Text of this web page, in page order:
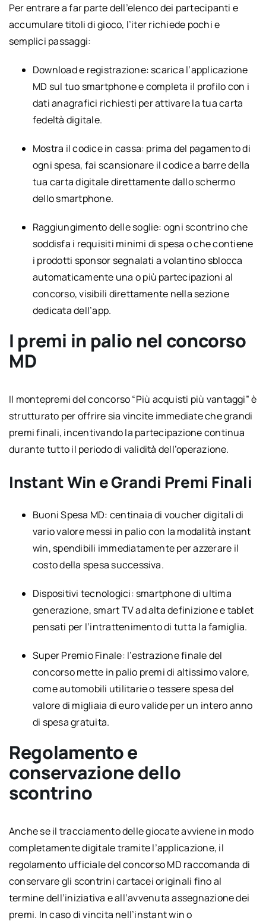
Per entrare a far parte dell’elenco dei partecipanti e
accumulare titoli di gioco, l’iter richiede pochi e
semplici passaggi:
Download e registrazione: scarica l’applicazione
MD sul tuo smartphone e completa il profilo con i
dati anagrafici richiesti per attivare la tua carta
fedeltà digitale.
Mostra il codice in cassa: prima del pagamento di
ogni spesa, fai scansionare il codice a barre della
tua carta digitale direttamente dallo schermo
dello smartphone.
Raggiungimento delle soglie: ogni scontrino che
soddisfa i requisiti minimi di spesa o che contiene
i prodotti sponsor segnalati a volantino sblocca
automaticamente una o più partecipazioni al
concorso, visibili direttamente nella sezione
dedicata dell’app.
I premi in palio nel concorso
MD
Il montepremi del concorso “Più acquisti più vantaggi” è
strutturato per offrire sia vincite immediate che grandi
premi finali, incentivando la partecipazione continua
durante tutto il periodo di validità dell’operazione.
Instant Win e Grandi Premi Finali
Buoni Spesa MD: centinaia di voucher digitali di
vario valore messi in palio con la modalità instant
win, spendibili immediatamente per azzerare il
costo della spesa successiva.
Dispositivi tecnologici: smartphone di ultima
generazione, smart TV ad alta definizione e tablet
pensati per l’intrattenimento di tutta la famiglia.
Super Premio Finale: l’estrazione finale del
concorso mette in palio premi di altissimo valore,
come automobili utilitarie o tessere spesa del
valore di migliaia di euro valide per un intero anno
di spesa gratuita.
Regolamento e
conservazione dello
scontrino
Anche se il tracciamento delle giocate avviene in modo
completamente digitale tramite l’applicazione, il
regolamento ufficiale del concorso MD raccomanda di
conservare gli scontrini cartacei originali fino al
termine dell’iniziativa e all’avvenuta assegnazione dei
premi. In caso di vincita nell’instant win o